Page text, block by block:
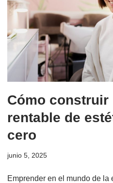
Cómo construir
rentable de
cero
junio 5, 2025
Emprender en el mundo de la